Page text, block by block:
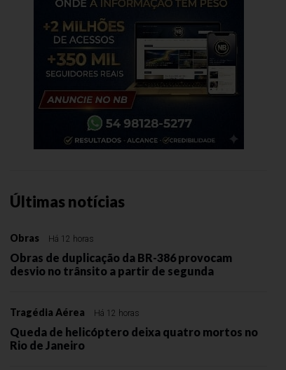
Últimas notícias
Obras Há 12 horas
Obras de duplicação da BR-386 provocam
desvio no trânsito a partir de segunda
Tragédia Aérea Há 12 horas
Queda de helicóptero deixa quatro mortos no
Rio de Janeiro